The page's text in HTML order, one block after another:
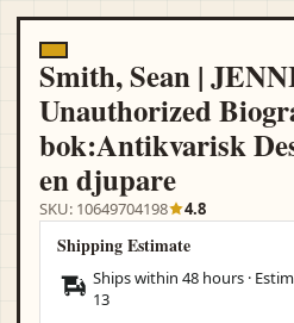
Smith, Sean |
Unauthorized
bok:Antikvarisk
en djupare
SKU: 10649704198 4.8
Shipping Estimate
Ships within 48 hours ·
13